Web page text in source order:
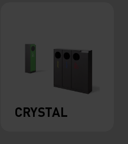
CRYSTAL